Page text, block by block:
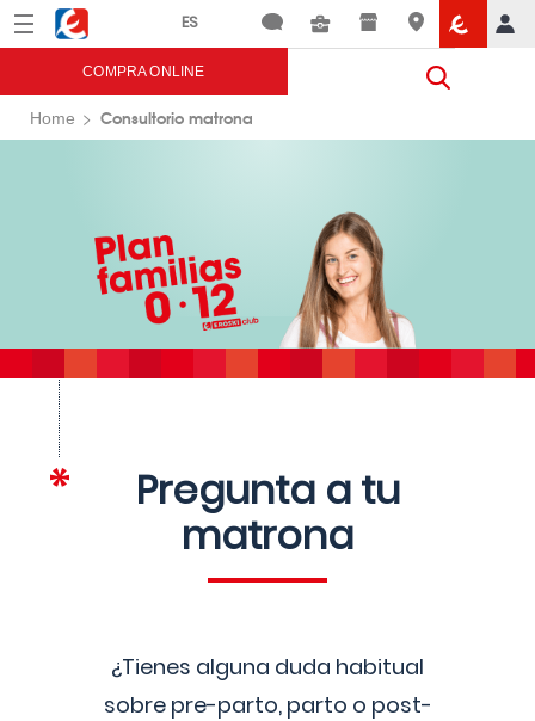
Menú Eroski
COMPRA ONLINE
Home Consultorio matrona
Pregunta a tu
matrona
¿Tienes alguna duda habitual
sobre pre-parto, parto o post-